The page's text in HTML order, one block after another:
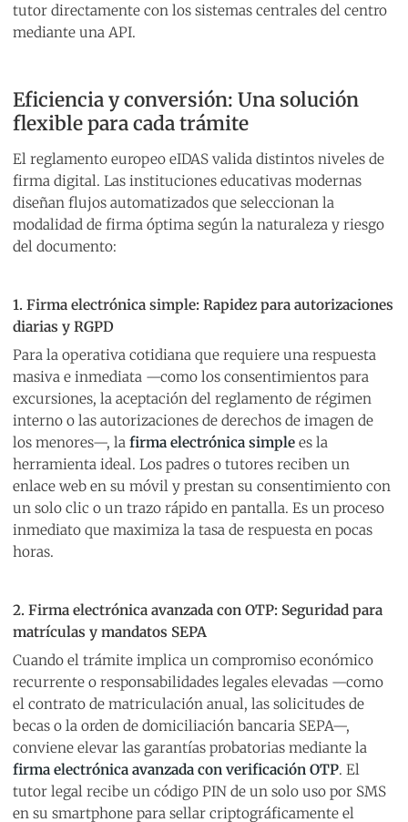
tutor directamente con los sistemas centrales del centro
mediante una API.
Eficiencia y conversión: Una solución
flexible para cada trámite
El reglamento europeo eIDAS valida distintos niveles de
firma digital. Las instituciones educativas modernas
diseñan flujos automatizados que seleccionan la
modalidad de firma óptima según la naturaleza y riesgo
del documento:
1. Firma electrónica simple: Rapidez para autorizaciones
diarias y RGPD
Para la operativa cotidiana que requiere una respuesta
masiva e inmediata —como los consentimientos para
excursiones, la aceptación del reglamento de régimen
interno o las autorizaciones de derechos de imagen de
los menores—, la firma electrónica simple es la
herramienta ideal. Los padres o tutores reciben un
enlace web en su móvil y prestan su consentimiento con
un solo clic o un trazo rápido en pantalla. Es un proceso
inmediato que maximiza la tasa de respuesta en pocas
horas.
2. Firma electrónica avanzada con OTP: Seguridad para
matrículas y mandatos SEPA
Cuando el trámite implica un compromiso económico
recurrente o responsabilidades legales elevadas —como
el contrato de matriculación anual, las solicitudes de
becas o la orden de domiciliación bancaria SEPA—,
conviene elevar las garantías probatorias mediante la
firma electrónica avanzada con verificación OTP. El
tutor legal recibe un código PIN de un solo uso por SMS
en su smartphone para sellar criptográficamente el